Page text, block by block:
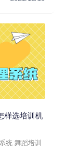
样选培训机
统 舞蹈培训